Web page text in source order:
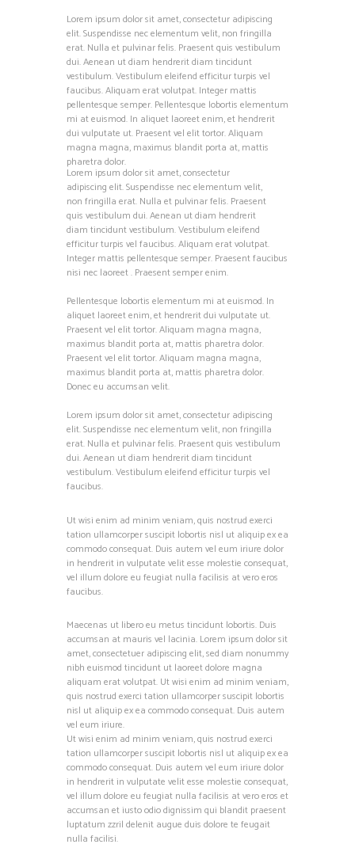
Lorem ipsum dolor sit amet, consectetur adipiscing
elit. Suspendisse nec elementum velit, non fringilla
erat. Nulla et pulvinar felis. Praesent quis vestibulum
dui. Aenean ut diam hendrerit diam tincidunt
vestibulum. Vestibulum eleifend efficitur turpis vel
faucibus. Aliquam erat volutpat. Integer mattis
pellentesque semper. Pellentesque lobortis elementum
mi at euismod. In aliquet laoreet enim, et hendrerit
dui vulputate ut. Praesent vel elit tortor. Aliquam
magna magna, maximus blandit porta at, mattis
pharetra dolor.
Lorem ipsum dolor sit amet, consectetur
adipiscing elit. Suspendisse nec elementum velit,
non fringilla erat. Nulla et pulvinar felis. Praesent
quis vestibulum dui. Aenean ut diam hendrerit
diam tincidunt vestibulum. Vestibulum eleifend
efficitur turpis vel faucibus. Aliquam erat volutpat.
Integer mattis pellentesque semper. Praesent faucibus
nisi nec laoreet . Praesent semper enim.
Pellentesque lobortis elementum mi at euismod. In
aliquet laoreet enim, et hendrerit dui vulputate ut.
Praesent vel elit tortor. Aliquam magna magna,
maximus blandit porta at, mattis pharetra dolor.
Praesent vel elit tortor. Aliquam magna magna,
maximus blandit porta at, mattis pharetra dolor.
Donec eu accumsan velit.
Lorem ipsum dolor sit amet, consectetur adipiscing
elit. Suspendisse nec elementum velit, non fringilla
erat. Nulla et pulvinar felis. Praesent quis vestibulum
dui. Aenean ut diam hendrerit diam tincidunt
vestibulum. Vestibulum eleifend efficitur turpis vel
faucibus.
Ut wisi enim ad minim veniam, quis nostrud exerci
tation ullamcorper suscipit lobortis nisl ut aliquip ex ea
commodo consequat. Duis autem vel eum iriure dolor
in hendrerit in vulputate velit esse molestie consequat,
vel illum dolore eu feugiat nulla facilisis at vero eros
faucibus.
Maecenas ut libero eu metus tincidunt lobortis. Duis
accumsan at mauris vel lacinia. Lorem ipsum dolor sit
amet, consectetuer adipiscing elit, sed diam nonummy
nibh euismod tincidunt ut laoreet dolore magna
aliquam erat volutpat. Ut wisi enim ad minim veniam,
quis nostrud exerci tation ullamcorper suscipit lobortis
nisl ut aliquip ex ea commodo consequat. Duis autem
vel eum iriure.
Ut wisi enim ad minim veniam, quis nostrud exerci
tation ullamcorper suscipit lobortis nisl ut aliquip ex ea
commodo consequat. Duis autem vel eum iriure dolor
in hendrerit in vulputate velit esse molestie consequat,
vel illum dolore eu feugiat nulla facilisis at vero eros et
accumsan et iusto odio dignissim qui blandit praesent
luptatum zzril delenit augue duis dolore te feugait
nulla facilisi.